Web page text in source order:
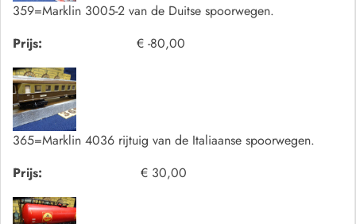
359=Marklin 3005-2 van de Duitse spoorwegen.
Prijs:
€ -80,00
365=Marklin 4036 rijtuig van de Italiaanse spoorwegen.
Prijs:
€ 30,00